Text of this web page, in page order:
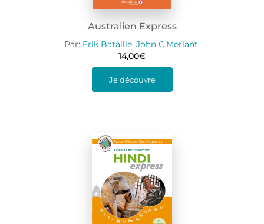
Australien Express
Par: Erik Bataille, John C.Merlant,
14,00€
Je découvre